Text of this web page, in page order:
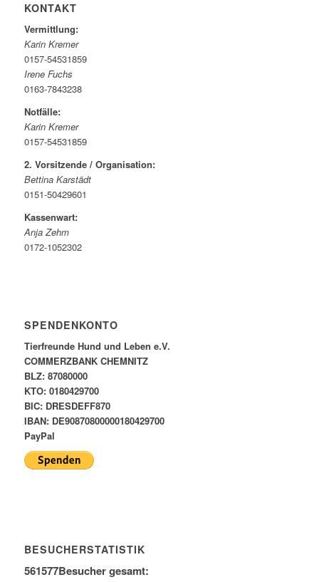
KONTAKT
Vermittlung:
Karin Kremer
0157-54531859
Irene Fuchs
0163-7843238
Notfälle:
Karin Kremer
0157-54531859
2. Vorsitzende / Organisation:
Bettina Karstädt
0151-50429601
Kassenwart:
Anja Zehm
0172-1052302
SPENDENKONTO
Tierfreunde Hund und Leben e.V.
COMMERZBANK CHEMNITZ
BLZ: 87080000
KTO: 0180429700
BIC: DRESDEFF870
IBAN: DE90870800000180429700
PayPal
BESUCHERSTATISTIK
561577Besucher gesamt: